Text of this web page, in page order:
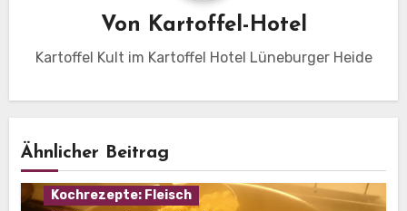
Von Kartoffel-Hotel
Kartoffel Kult im Kartoffel Hotel Lüneburger Heide
Ähnlicher Beitrag
Eintopf
Hausmannskost
Kochrezepte: Fleisch